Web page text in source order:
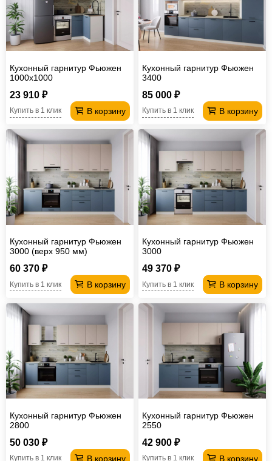
Кухонный гарнитур Фьюжен
1000х1000
23 910 ₽
В корзину
Купить в 1 клик
Кухонный гарнитур Фьюжен
3400
85 000 ₽
В корзину
Купить в 1 клик
Кухонный гарнитур Фьюжен
3000 (верх 950 мм)
60 370 ₽
В корзину
Купить в 1 клик
Кухонный гарнитур Фьюжен
3000
49 370 ₽
В корзину
Купить в 1 клик
Кухонный гарнитур Фьюжен
2800
50 030 ₽
В корзину
Купить в 1 клик
Кухонный гарнитур Фьюжен
2550
42 900 ₽
В корзину
Купить в 1 клик